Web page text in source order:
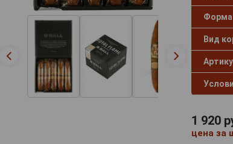
Вид
1 920
цена за